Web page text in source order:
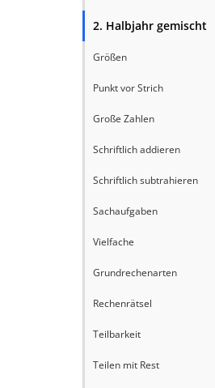
2. Halbjahr gemischt
Größen
Punkt vor Strich
Große Zahlen
Schriftlich addieren
Schriftlich subtrahieren
Sachaufgaben
Vielfache
Grundrechenarten
Rechenrätsel
Teilbarkeit
Teilen mit Rest